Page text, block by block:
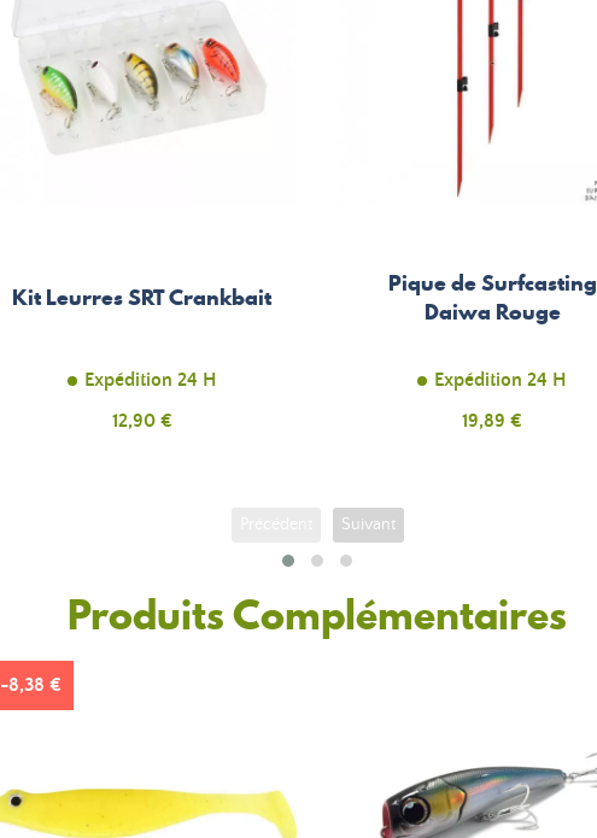
Kit Leurres SRT Crankbait
Expédition 24 H
Prix
12,90 €
Pique de Surfcasting
Daiwa Rouge
Expédition 24 H
Prix
19,89 €
Suivant
Produits Complémentaires
-8,38 €